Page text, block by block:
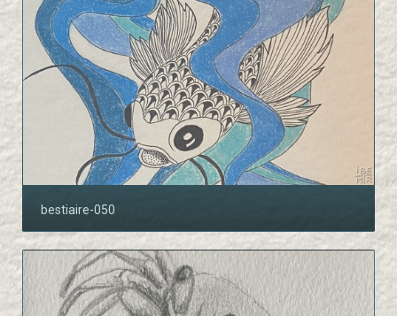
bestiaire-050